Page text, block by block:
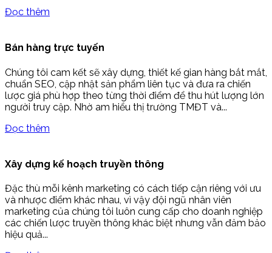
Đọc thêm
Bán hàng trực tuyến
Chúng tôi cam kết sẽ xây dựng, thiết kế gian hàng bắt mắt,
chuẩn SEO, cập nhật sản phẩm liên tục và đưa ra chiến
lược giá phù hợp theo từng thời điểm để thu hút lượng lớn
người truy cập. Nhờ am hiểu thị trường TMĐT và...
Đọc thêm
Xây dựng kế hoạch truyền thông
Đặc thù mỗi kênh marketing có cách tiếp cận riêng với ưu
và nhược điểm khác nhau, vì vậy đội ngũ nhân viên
marketing của chúng tôi luôn cung cấp cho doanh nghiệp
các chiến lược truyền thông khác biệt nhưng vẫn đảm bảo
hiệu quả...